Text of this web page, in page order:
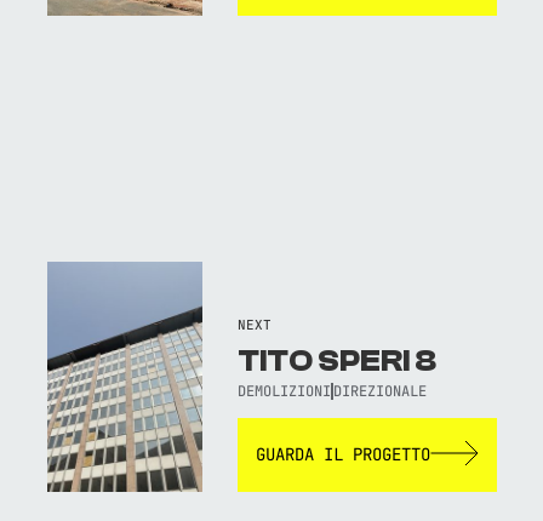
NEXT
TITO SPERI 8
DEMOLIZIONI DIREZIONALE
GUARDA IL PROGETTO